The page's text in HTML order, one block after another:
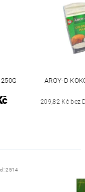
AROY-D
209,82 Kč bez
2514